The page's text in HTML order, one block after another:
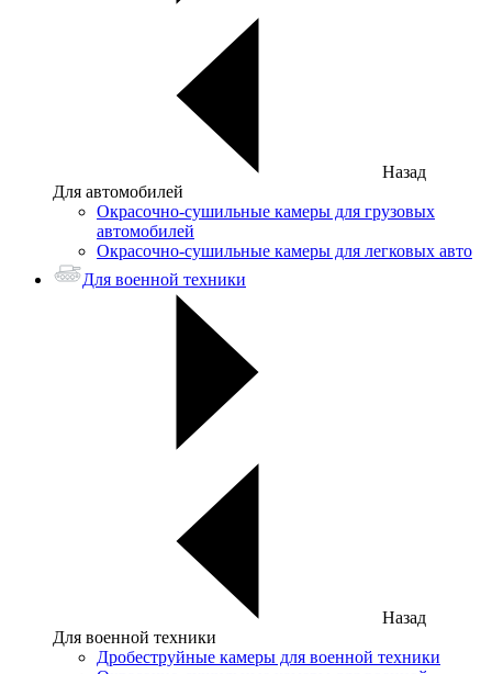
Назад
Для автомобилей
Окрасочно-сушильные камеры для грузовых
автомобилей
Окрасочно-сушильные камеры для легковых авто
Для военной техники
Назад
Для военной техники
Дробеструйные камеры для военной техники